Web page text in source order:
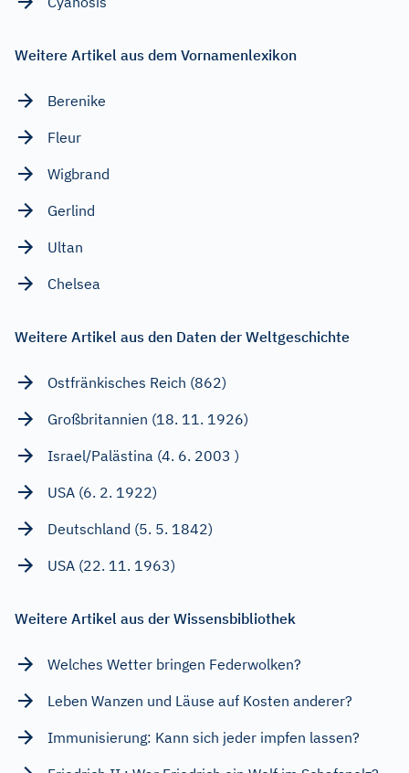
Weitere Artikel aus dem Vornamenlexikon
Berenike
Fleur
Wigbrand
Gerlind
Ultan
Chelsea
Weitere Artikel aus den Daten der Weltgeschichte
Ostfränkisches Reich (862)
Großbritannien (18. 11. 1926)
Israel/Palästina (4. 6. 2003 )
USA (6. 2. 1922)
Deutschland (5. 5. 1842)
USA (22. 11. 1963)
Weitere Artikel aus der Wissensbibliothek
Welches Wetter bringen Federwolken?
Leben Wanzen und Läuse auf Kosten anderer?
Immunisierung: Kann sich jeder impfen lassen?